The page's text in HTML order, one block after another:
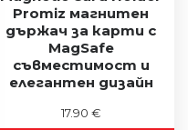
Promiz магнитен
държач за карти с
MagSafe
съвместимост и
елегантен дизайн
17.90 €